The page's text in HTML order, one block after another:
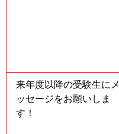
来年度以降の受験生にメ
ッセージをお願いしま
す！